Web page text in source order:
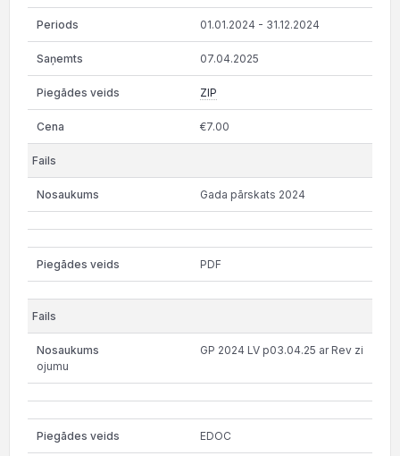
01.01.2024 - 31.12.2024
07.04.2025
ZIP
€7.00
Gada pārskats 2024
PDF
GP 2024 LV p03.04.25 ar Rev zi
ojumu
EDOC